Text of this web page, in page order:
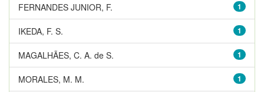
1
FERNANDES JUNIOR, F.
1
IKEDA, F. S.
1
MAGALHÃES, C. A. de S.
1
MORALES, M. M.